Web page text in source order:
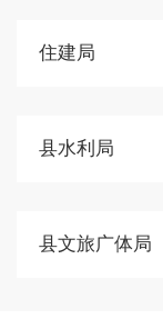
住建局
县水利局
县文旅广体局